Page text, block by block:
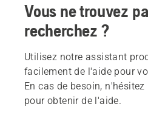
Vous ne trouvez
recherchez ?
Utilisez notre assistant
facilement de l'aide pour
En cas de besoin,
pour obtenir de l'aide.